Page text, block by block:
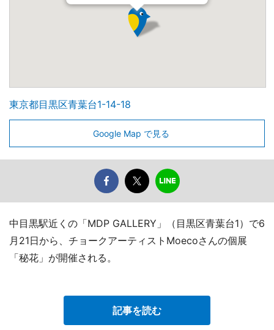
東京都目黒区青葉台1-14-18
Google Map で見る
中目黒駅近くの「MDP GALLERY」（目黒区青葉台1）で6
月21日から、チョークアーティストMoecoさんの個展
「秘花」が開催される。
記事を読む